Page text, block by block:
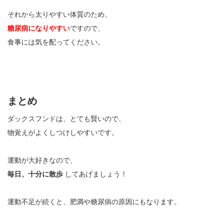
それから太りやすい体質のため、
糖尿病になりやすいですので、
食事には気を配ってください。
まとめ
ダックスフンドは、とても賢いので、
物覚えがよくしつけしやすいです。
運動が大好きなので、
毎日、十分に散歩 してあげましょう！
運動不足が続くと、肥満や糖尿病の原因にもなります。